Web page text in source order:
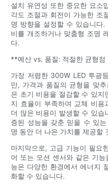
설치 유연성 또한 중요한 요소
각도 조절과 회전이 가능한 조
명 방향을 설정할 수 있습니다
비를 개조하거나 맞춤형 조명
다.
**예산 vs. 품질: 적절한 균형점
가장 저렴한 300W LED 투광
만, 가격과 품질의 균형을 맞
은 초기 비용을 절감할 수 있지
지 효율이 부족하여 교체 비용
더 많은 비용이 발생할 수 있습
증된 성능을 갖춘 믿을 수 있
명 동안 더 나은 가치를 제공할
마지막으로, 고급 기능이 필요
어 또는 모션 센서와 같은 기
능은 다양한 환경에서 에너지
화할 수 있습니다.